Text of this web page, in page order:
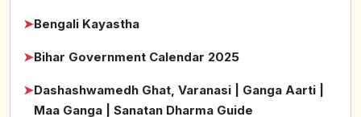
➤Bengali Kayastha
➤Bihar Government Calendar 2025
➤Dashashwamedh Ghat, Varanasi | Ganga Aarti |
Maa Ganga | Sanatan Dharma Guide